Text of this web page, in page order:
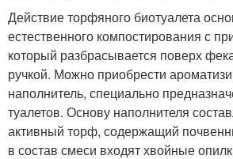
Действие торфяного биотуалета
естественного компостирования с
который разбрасывается поверх
ручкой. Можно приобрести
наполнитель, специально
туалетов. Основу наполнителя
активный торф, содержащий
в состав смеси входят хвойные